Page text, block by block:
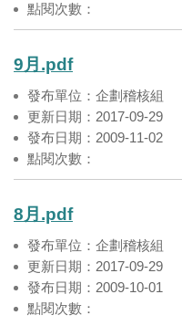
點閱次數：
9月.pdf
發布單位：企劃稽核組
更新日期：2017-09-29
發布日期：2009-11-02
點閱次數：
8月.pdf
發布單位：企劃稽核組
更新日期：2017-09-29
發布日期：2009-10-01
點閱次數：